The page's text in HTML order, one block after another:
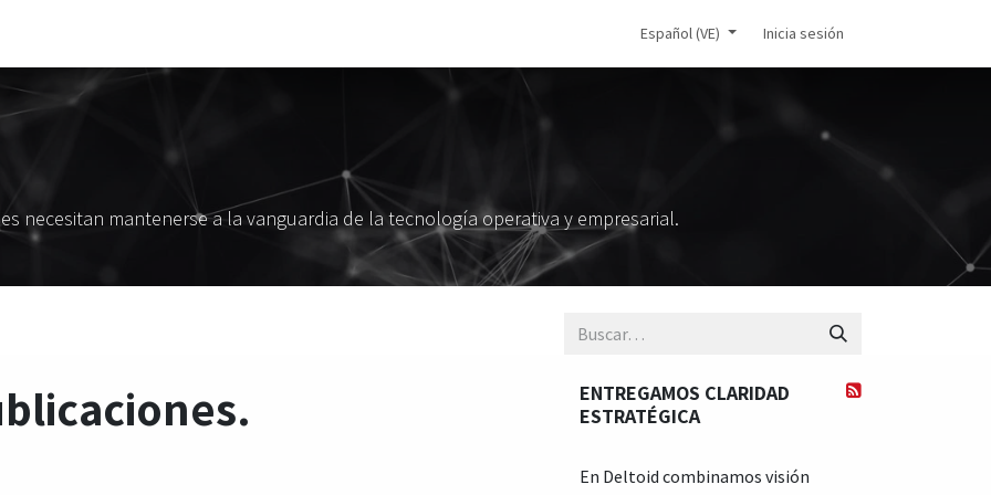
Español (VE) Inicia sesión
necesitan mantenerse a la vanguardia de la tecnología operativa y empresarial.
ENTREGAMOS CLARIDAD
ESTRATÉGICA
En Deltoid combinamos visión